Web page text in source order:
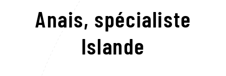
Anais, spécialiste
Islande